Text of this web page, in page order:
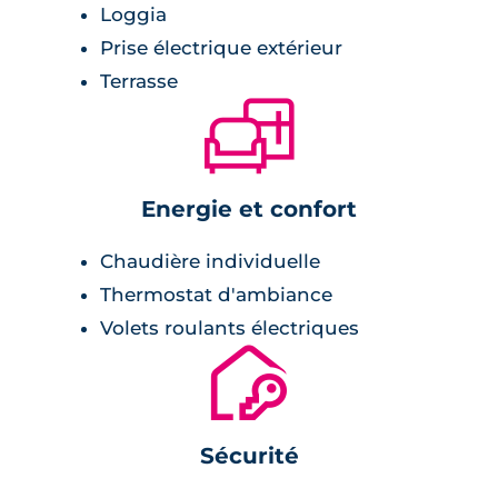
permettent une fluidité dans la
perception des espaces tout en
offrant une richesse des usages.
Le jardin est conçu comme un lieu
de vie, un espace de partage propice
à la convivialité et au
ressourcement. Soigneusement
implantée dans cet écrin de verdure,
une maison de plain-pied, orientée
Sud, offre une autre manière
d’habiter en ville.
naturellement sur l’extérieur par de
Loggia
Prise électrique extérieur
Terrasse
🛋
Energie et confort
Chaudière individuelle
Thermostat d'ambiance
Volets roulants électriques
🔐
Sécurité